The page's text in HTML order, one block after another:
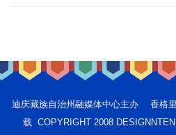
迪庆藏族自治州融媒体中心主办 香格
载 COPYRIGHT 2008